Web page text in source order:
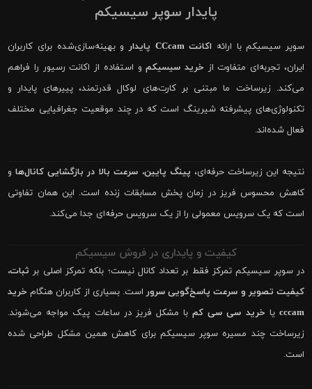
پایدار سوپر سیسیکم
سوپر سیسیکم با ارائه اکانت CCcam پایدار
و بهینه‌سازی‌شده برای کاربران
ایران، تجربه‌ای متفاوت از خرید سیسیکمو استفاده از اکانت رسیور را فراهم
می‌کند. زیرساخت ما مبتنی بر کارت‌های لوکال قدرتمند، پییرهای پایدار و
تکنولوژی‌های پیشرفته شیرینگ است که در چند موقعیت جغرافیایی مختلف
فعال شده‌اند.
نتیجه این زیرساخت حرفه‌ای، پینگ پایین، سرعت بالا در بازگشایی کانال‌هاو
کاهش محسوس فریز در زمان پخش مسابقات زنده است. این همان تفاوتی
است که یک سرویس معمولی را از یک سرویس حرفه‌ای جدا می‌کند.
کیفیت و پایداری در فروش سیسیکم
در سوپر سیسیکم تمرکز فقط بر تعداد کانال نیست؛ بلکه تمرکز اصلی بر ثبات،
کیفیت تصویر و سرعت پاسخ‌گویی سروراست. بسیاری از کاربران هنگام خرید
cccam یا خرید سی سی کمبا مشکل فریز در ساعات پیک مواجه می‌شوند.
زیرساخت چند مسیره سوپر سیسیکم برای کاهش همین مشکل طراحی شده
است.